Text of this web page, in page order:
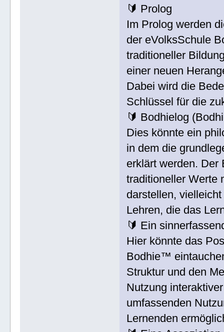
🔰 Prolog
Im Prolog werden
der eVolksSchule
traditioneller
einer neuen
Dabei wird die
Schlüssel für die
🔰 Bodhielog
Dies könnte ein
in dem die
erklärt werden. Der
traditioneller Werte
darstellen,
Lehren, die das
🔰 Ein
Hier könnte das
Bodhie™
Struktur und den
Nutzung
umfassenden
Lernenden